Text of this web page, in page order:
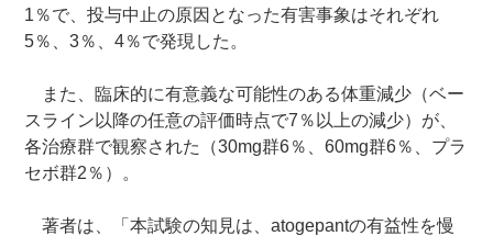
1％で、投与中止の原因となった有害事象はそれぞれ
5％、3％、4％で発現した。
また、臨床的に有意義な可能性のある体重減少（ベー
スライン以降の任意の評価時点で7％以上の減少）が、
各治療群で観察された（30mg群6％、60mg群6％、プラ
セボ群2％）。
著者は、「本試験の知見は、atogepantの有益性を慢